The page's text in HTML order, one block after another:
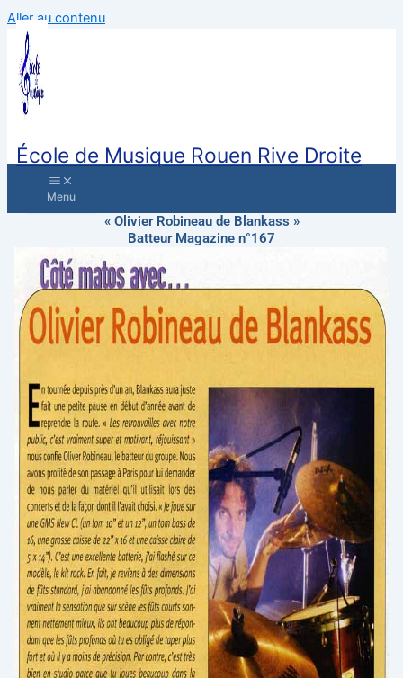
Aller au contenu
École de Musique Rouen Rive Droite
« Olivier Robineau de Blankass »
Batteur Magazine n°167